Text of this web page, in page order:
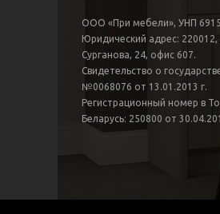
ООО «При мебели», УНП
Юридический адрес: 220012,
Сурганова, 24, офис 607.
Свидетельство о
№0068076 от 13.01.2013 г.
Регистрационный номер в
Беларусь: 250800 от